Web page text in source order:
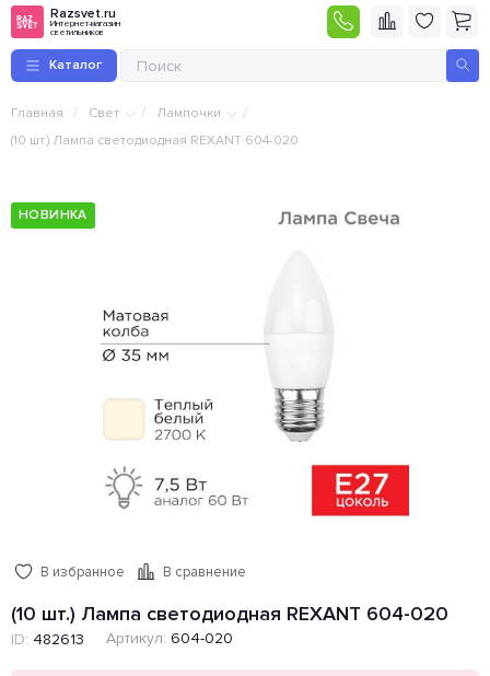
Razsvet.ru
Интернет-магазин
светильников
Каталог
Главная / Свет / Лампочки /
(10 шт.) Лампа светодиодная REXANT 604-020
НОВИНКА
В избранное В сравнение
(10 шт.) Лампа светодиодная REXANT 604-020
ID: 482613 Артикул: 604-020